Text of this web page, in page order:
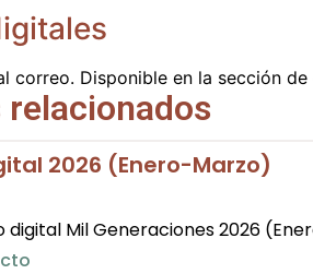
correo. Disponible en la sección
2026 (Enero-Marzo)
digital Mil Generaciones 2026